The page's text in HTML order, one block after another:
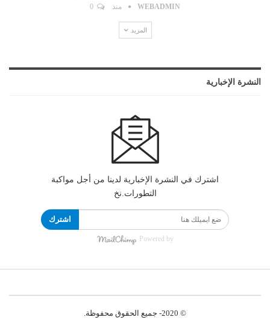
WEBADMIN منذ
المزيد
النشرة الإخبارية
اشترك في النشرة الإخبارية لدينا من أجل مواكبة
التطورات.نخ
اشترك
Powered by
© 2020- جميع الحقوق محفوظة.